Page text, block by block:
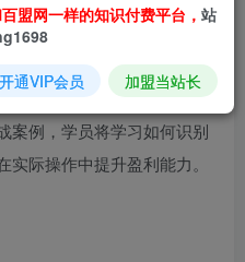
基础的学员。课程内容涵
理、风险控制等关键领域，
市场中做出明智的交易决
案例，学员将学习如何识别
际操作中提升盈利能力。
盟网一样的知识付费平台， 站
开通VIP会员 加盟当站长